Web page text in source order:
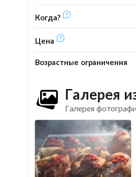
Когда?
Цена
Возрастные ограничения
Галерея
Галерея